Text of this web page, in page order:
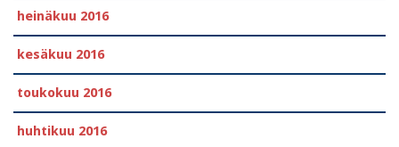
heinäkuu 2016
kesäkuu 2016
toukokuu 2016
huhtikuu 2016